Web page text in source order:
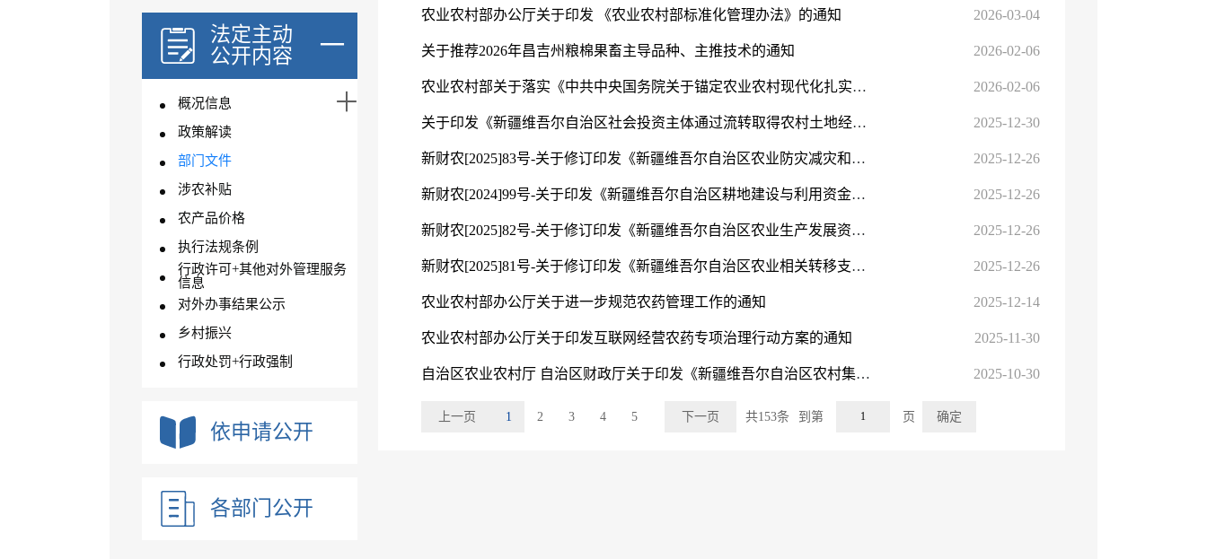
法定主动
公开内容
概况信息
政策解读
部门文件
涉农补贴
农产品价格
执行法规条例
行政许可+其他对外管理服务
信息
对外办事结果公示
乡村振兴
行政处罚+行政强制
依申请公开
各部门公开
农业农村部办公厅关于印发 《农业农村部标准化管理办法》的通知 2026-03-04
关于推荐2026年昌吉州粮棉果畜主导品种、主推技术的通知 2026-02-06
农业农村部关于落实《中共中央国务院关于锚定农业农村现代化扎实推进乡村全面振兴的意见》的实施意见 2026-02-06
关于印发《新疆维吾尔自治区社会投资主体通过流转取得农村土地经营权审批实施办法（试行）》的通知 2025-12-30
新财农[2025]83号-关于修订印发《新疆维吾尔自治区农业防灾减灾和水利救灾资金管理实施细则》的通知 2025-12-26
新财农[2024]99号-关于印发《新疆维吾尔自治区耕地建设与利用资金管理实施细则》的通知 2025-12-26
新财农[2025]82号-关于修订印发《新疆维吾尔自治区农业生产发展资金管理办法》的通知 2025-12-26
新财农[2025]81号-关于修订印发《新疆维吾尔自治区农业相关转移支付实施细则》的通知 2025-12-26
农业农村部办公厅关于进一步规范农药管理工作的通知 2025-12-14
农业农村部办公厅关于印发互联网经营农药专项治理行动方案的通知 2025-11-30
自治区农业农村厅 自治区财政厅关于印发《新疆维吾尔自治区农村集体经济组织财务制度实施细则（试行）》... 2025-10-30
上一页 1 2 3 4 5 下一页 共153条 到第 页 确定